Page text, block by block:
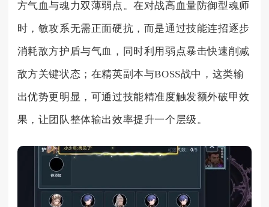
方气血与魂力双薄弱点。在对战高血量防御型魂师
时，敏攻系无需正面硬抗，而是通过技能连招逐步
消耗敌方护盾与气血，同时利用弱点暴击快速削减
敌方关键状态；在精英副本与BOSS战中，这类输
出优势更明显，可通过技能精准度触发额外破甲效
果，让团队整体输出效率提升一个层级。